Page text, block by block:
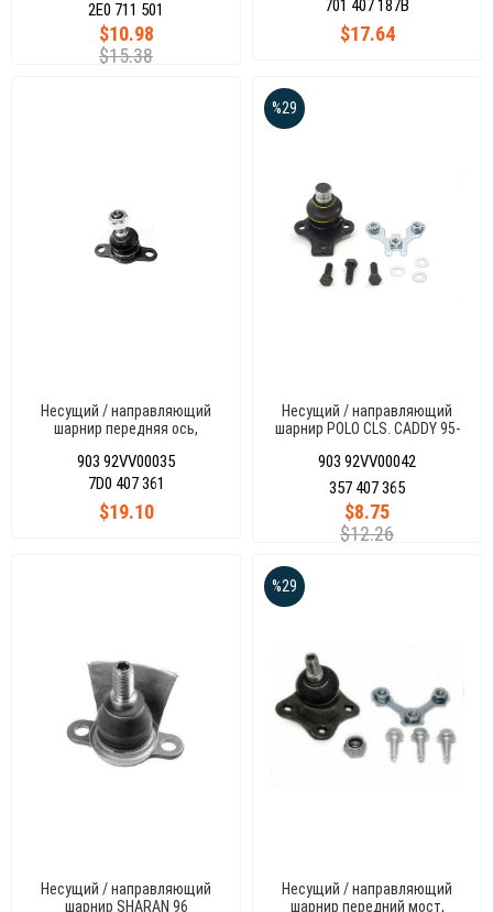
$10.98
$15.38
2E0 711 501
$17.64
701 407 187B
Несущий / направляющий
шарнир передняя ось,
903 92VV00035
$19.10
7D0 407 361
Несущий / направляющий
шарнир POLO CLS. CADDY 95-
903 92VV00042
$8.75
$12.26
%29
357 407 365
Несущий / направляющий
шарнир SHARAN 96
Несущий / направляющий
шарнир передний мост,
%29